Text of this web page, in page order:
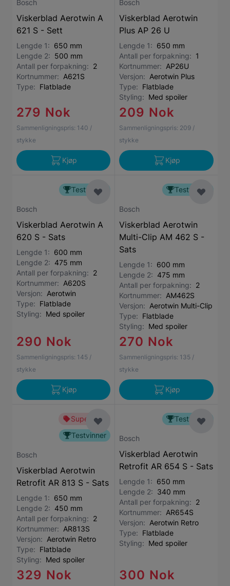
Bosch
Viskerblad Aerotwin A
621 S - Sett
Lengde 1: 650 mm
Lengde 2: 500 mm
Antall per forpakning: 2
Kortnummer: A621S
Type: Flatblade
279 Nok
Sammenligningspris: 140 /
stykke
Kjøp
Bosch
Viskerblad Aerotwin
Plus AP 26 U
Lengde 1: 650 mm
Antall per forpakning: 1
Kortnummer: AP26U
Versjon: Aerotwin Plus
Type: Flatblade
Styling: Med spoiler
209 Nok
Sammenligningspris: 209 /
stykke
Kjøp
Testvinner
Bosch
Viskerblad Aerotwin A
620 S - Sats
Lengde 1: 600 mm
Lengde 2: 475 mm
Antall per forpakning: 2
Kortnummer: A620S
Versjon: Aerotwin
Type: Flatblade
Styling: Med spoiler
290 Nok
Sammenligningspris: 145 /
stykke
Kjøp
Testvinner
Bosch
Viskerblad Aerotwin
Multi-Clip AM 462 S -
Sats
Lengde 1: 600 mm
Lengde 2: 475 mm
Antall per forpakning: 2
Kortnummer: AM462S
Versjon: Aerotwin Multi-Clip
Type: Flatblade
Styling: Med spoiler
270 Nok
Sammenligningspris: 135 /
stykke
Kjøp
Superbillig
Testvinner
Bosch
Viskerblad Aerotwin
Retrofit AR 813 S - Sats
Lengde 1: 650 mm
Lengde 2: 450 mm
Antall per forpakning: 2
Kortnummer: AR813S
Versjon: Aerotwin Retro
Type: Flatblade
Styling: Med spoiler
329 Nok
Testvinner
Bosch
Viskerblad Aerotwin
Retrofit AR 654 S - Sats
Lengde 1: 650 mm
Lengde 2: 340 mm
Antall per forpakning: 2
Kortnummer: AR654S
Versjon: Aerotwin Retro
Type: Flatblade
Styling: Med spoiler
300 Nok